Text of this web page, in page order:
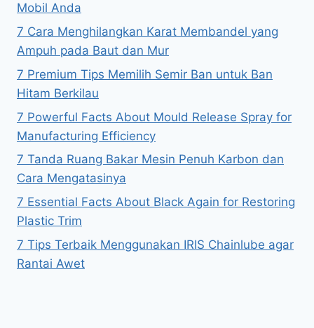
Mobil Anda
7 Cara Menghilangkan Karat Membandel yang
Ampuh pada Baut dan Mur
7 Premium Tips Memilih Semir Ban untuk Ban
Hitam Berkilau
7 Powerful Facts About Mould Release Spray for
Manufacturing Efficiency
7 Tanda Ruang Bakar Mesin Penuh Karbon dan
Cara Mengatasinya
7 Essential Facts About Black Again for Restoring
Plastic Trim
7 Tips Terbaik Menggunakan IRIS Chainlube agar
Rantai Awet